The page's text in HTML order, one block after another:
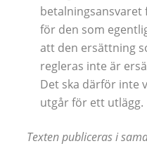
betalningsansvaret
för den som
att den ersättning
regleras inte är
Det ska därför inte
utgår för ett utlägg.
Texten publiceras i